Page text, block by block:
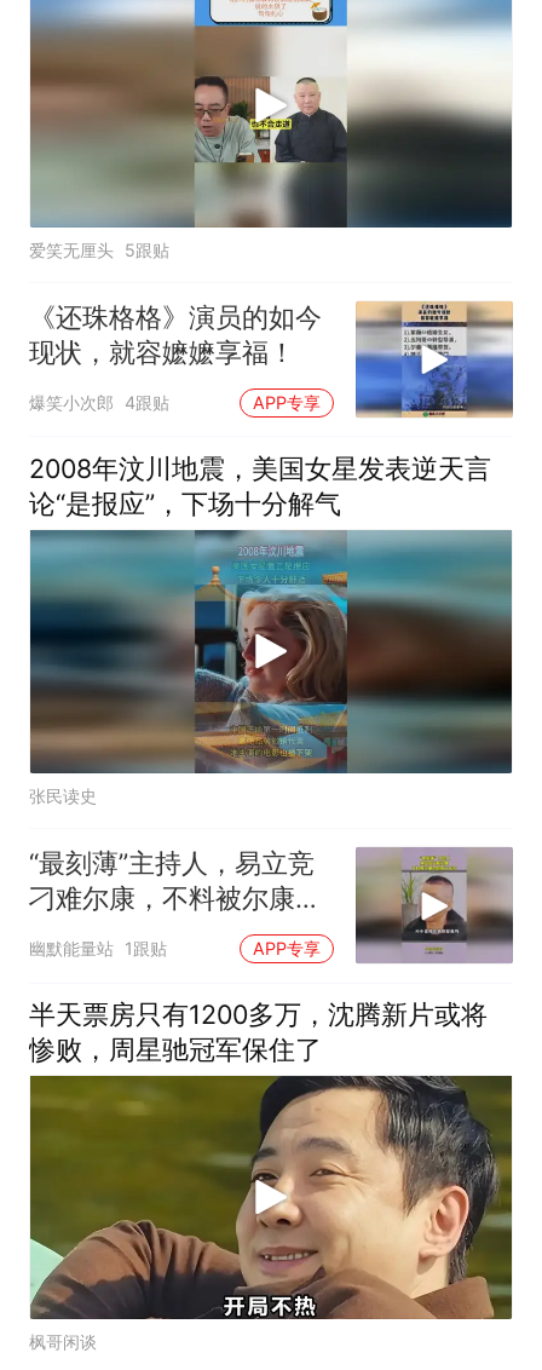
爱笑无厘头 5跟贴
《还珠格格》演员的如今
现状，就容嬷嬷享福！
爆笑小次郎 4跟贴 APP专享
2008年汶川地震，美国女星发表逆天言
论“是报应”，下场十分解气
张民读史
“最刻薄”主持人，易立竞
刁难尔康，不料被尔康怼
的哑口无言
幽默能量站 1跟贴 APP专享
半天票房只有1200多万，沈腾新片或将
惨败，周星驰冠军保住了
枫哥闲谈